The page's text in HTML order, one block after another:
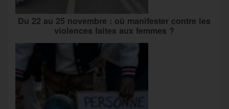
Du 22 au 25 novembre : où manifester contre les
violences faites aux femmes ?